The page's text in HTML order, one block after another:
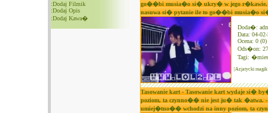
:Dodaj Filmik
:Dodaj Opis
:Dodaj Kawa�
go��bi musia�o si� ukry� w jego r�kawie.
nasuwa si� pytanie ile to go��bi musia�o
Doda�:
Data: 04-
Ocena: 0 (0)
Ods�on:
Tagi:
|Azjatycki
Tasowanie kart - Tasowanie kart wydaje si�
poziom, ta czynno�� nie jest ju� tak �atwa.
umiej�tno�� wchodzi na inny poziom, ta